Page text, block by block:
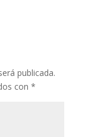
publicada.
con *